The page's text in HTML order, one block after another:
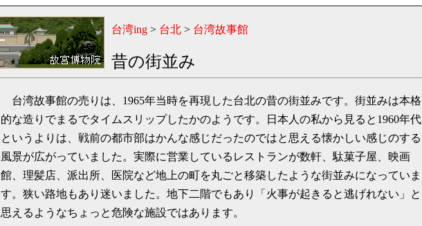
台湾ing > 台北 > 台湾故事館
昔の街並み
台湾故事館の売りは、1965年当時を再現した台北の昔の街並みです。街並みは本格
的な造りでまるでタイムスリップしたかのようです。日本人の私から見ると1960年代
というよりは、戦前の都市部はかんな感じだったのではと思える懐かしい感じのする
風景が広がっていました。実際に営業しているレストランが数軒、駄菓子屋、映画
館、理髪店、派出所、医院など地上の町を丸ごと移築したような街並みになっていま
す。狭い路地もあり迷いました。地下二階でもあり「火事が起きると逃げれない」と
思えるようなちょっと危険な施設ではあります。